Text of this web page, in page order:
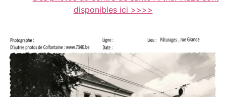
disponibles ici >>>>